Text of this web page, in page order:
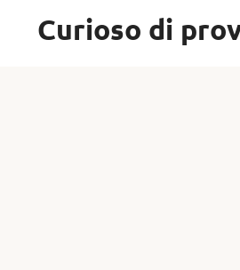
Curioso di